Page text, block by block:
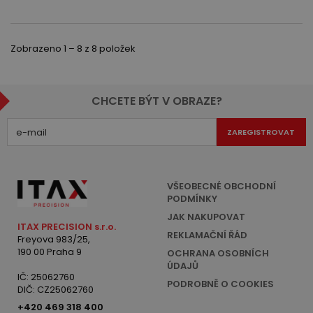
Zobrazeno 1 – 8 z 8 položek
CHCETE BÝT V OBRAZE?
ZAREGISTROVAT
ITAX PRECISION s.r.o.
Freyova 983/25,
190 00 Praha 9
IČ: 25062760
DIČ: CZ25062760
+420 469 318 400
VŠEOBECNÉ OBCHODNÍ
PODMÍNKY
JAK NAKUPOVAT
REKLAMAČNÍ ŘÁD
OCHRANA OSOBNÍCH
ÚDAJŮ
PODROBNĚ O COOKIES